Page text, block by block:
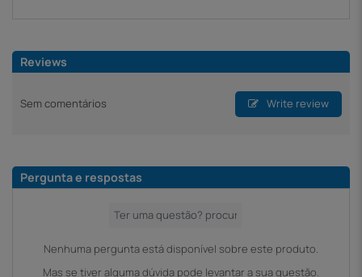
Reviews
Sem comentários Write review
Pergunta e respostas
Nenhuma pergunta está disponível sobre este produto.
Mas se tiver alguma dúvida pode levantar a sua questão.